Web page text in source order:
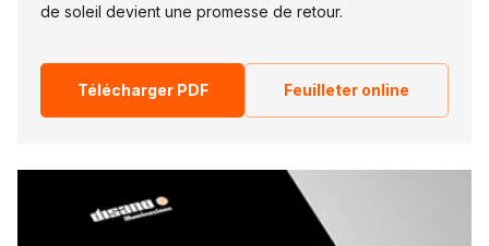
de soleil devient une promesse de retour.
Télécharger PDF Feuilleter online